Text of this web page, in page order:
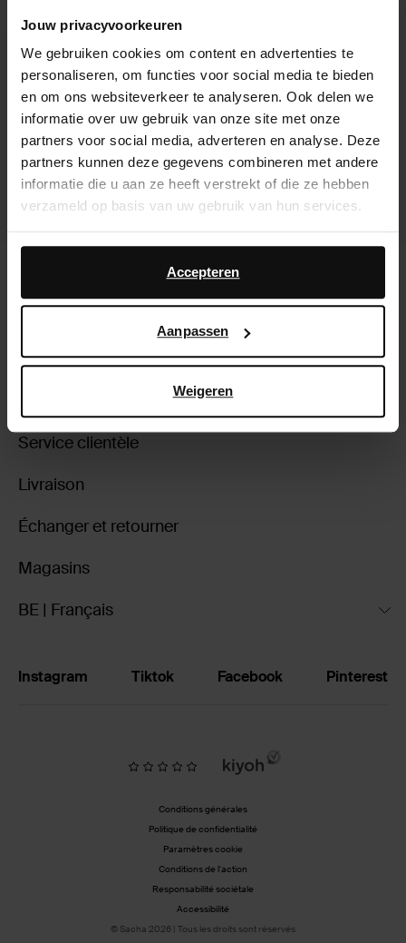
Jouw privacyvoorkeuren
We gebruiken cookies om content en advertenties te
personaliseren, om functies voor social media te bieden
en om ons websiteverkeer te analyseren. Ook delen we
informatie over uw gebruik van onze site met onze
partners voor social media, adverteren en analyse. Deze
partners kunnen deze gegevens combineren met andere
informatie die u aan ze heeft verstrekt of die ze hebben
verzameld op basis van uw gebruik van hun services.
Daarnaast werken wij samen met Google voor
advertentie- en meetdoeleinden. Meer informatie over
hoe Google uw persoonsgegevens gebruikt, vindt u op
Accepteren
Aanpassen
Weigeren
73.99 73.99
Service clientèle
Livraison
Échanger et retourner
Magasins
BE | Français
Instagram Tiktok Facebook Pinterest
Conditions générales
Politique de confidentialité
Paramètres cookie
Conditions de l'action
Responsabilité sociétale
Accessibilité
© Sacha 2026 | Tous les droits sont réservés